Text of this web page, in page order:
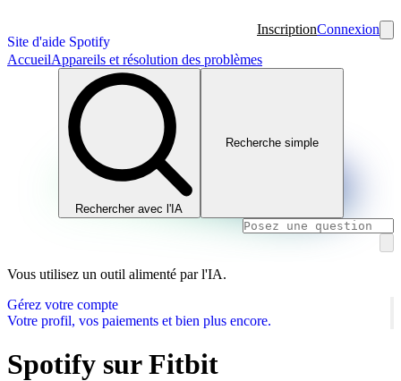
Site d'aide Spotify
InscriptionConnexion
AccueilAppareils et résolution des problèmes
Rechercher avec l'IA
Recherche simple
Vous utilisez un outil alimenté par l'IA.
Gérez votre compte
Votre profil, vos paiements et bien plus encore.
Spotify sur Fitbit